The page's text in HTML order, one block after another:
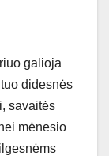
galioja
didesnės
savaitės
mėnesio